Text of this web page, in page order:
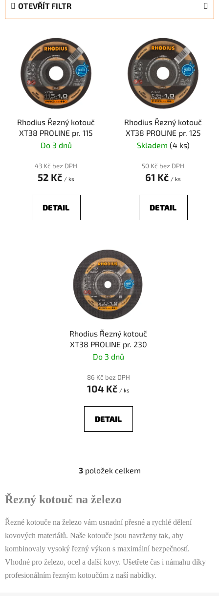
OTEVŘÍT FILTR
Rhodius Řezný kotouč
XT38 PROLINE pr. 115
Do 3 dnů
43 Kč bez DPH
52 Kč / ks
DETAIL
Rhodius Řezný kotouč
XT38 PROLINE pr. 125
Skladem (4 ks)
50 Kč bez DPH
61 Kč / ks
DETAIL
Rhodius Řezný kotouč
XT38 PROLINE pr. 230
Do 3 dnů
86 Kč bez DPH
104 Kč / ks
DETAIL
O
l
á
a
c
í
p
r
3položek celkem
Řezný kotouč na železo
Řezné kotouče na železo vám usnadní přesné a rychlé dělení
kovových materiálů. Naše kotouče jsou navrženy tak, aby
kombinovaly vysoký řezný výkon s maximální bezpečností.
Vhodné pro železo, ocel a další kovy. Ušetřete čas i námahu díky
profesionálním řezným kotoučům z naší nabídky.